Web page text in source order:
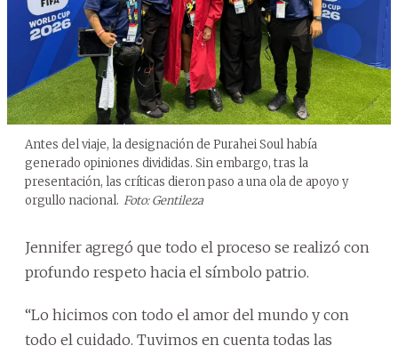
Antes del viaje, la designación de Purahei Soul había
generado opiniones divididas. Sin embargo, tras la
presentación, las críticas dieron paso a una ola de apoyo y
orgullo nacional. Foto: Gentileza
Jennifer agregó que todo el proceso se realizó con
profundo respeto hacia el símbolo patrio.
“Lo hicimos con todo el amor del mundo y con
todo el cuidado. Tuvimos en cuenta todas las